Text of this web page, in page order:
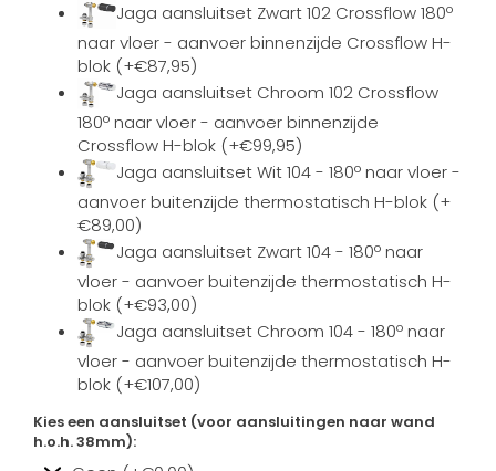
Jaga aansluitset Zwart 102 Crossflow 180º
naar vloer - aanvoer binnenzijde Crossflow H-
blok (+€87,95)
Jaga aansluitset Chroom 102 Crossflow
180º naar vloer - aanvoer binnenzijde
Crossflow H-blok (+€99,95)
Jaga aansluitset Wit 104 - 180º naar vloer -
aanvoer buitenzijde thermostatisch H-blok (+
€89,00)
Jaga aansluitset Zwart 104 - 180º naar
vloer - aanvoer buitenzijde thermostatisch H-
blok (+€93,00)
Jaga aansluitset Chroom 104 - 180º naar
vloer - aanvoer buitenzijde thermostatisch H-
blok (+€107,00)
Kies een aansluitset (voor aansluitingen naar wand
h.o.h. 38mm):